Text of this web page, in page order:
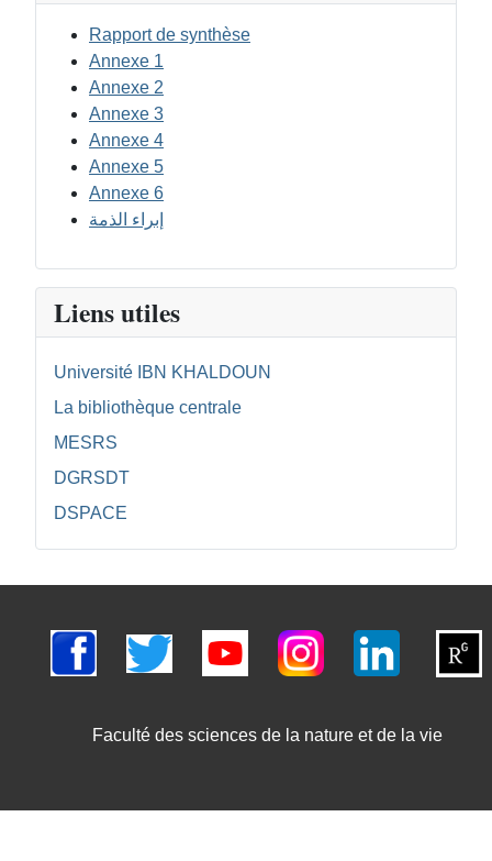
Rapport de synthèse
Annexe 1
Annexe 2
Annexe 3
Annexe 4
Annexe 5
Annexe 6
إبراء الذمة
Liens utiles
Université IBN KHALDOUN
La bibliothèque centrale
MESRS
DGRSDT
DSPACE
Faculté des sciences de la nature et de la vie